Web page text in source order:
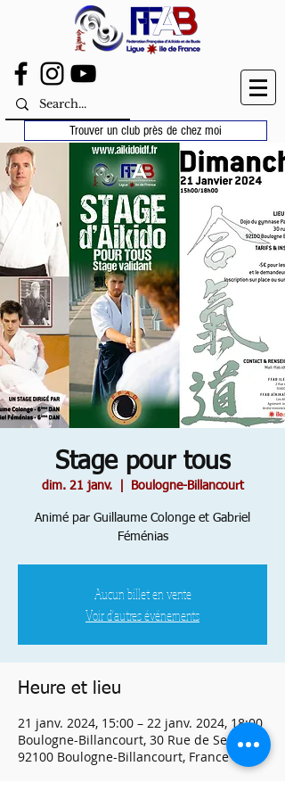
Trouver un club près de chez moi
Stage pour tous
dim. 21 janv.
  |
Boulogne-Billancourt
Animé par Guillaume Colonge et Gabriel
Féménias
Aucun billet en vente
Voir d'autres événements
Heure et lieu
21 janv. 2024, 15:00 – 22 janv. 2024, 18:00
Boulogne-Billancourt, 30 Rue de Seine,
92100 Boulogne-Billancourt, France